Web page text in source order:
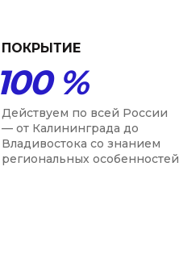
ПОКРЫТИЕ
100 %
Действуем по всей России
— от Калининграда до
Владивостока со знанием
региональных особенностей